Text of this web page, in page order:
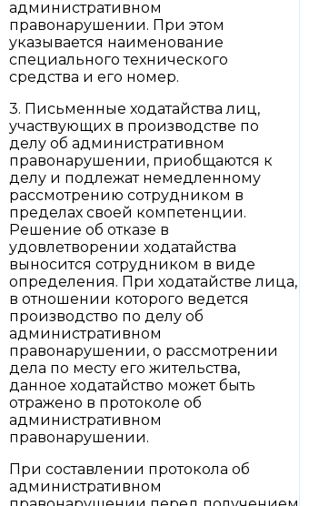
административном
правонарушении. При этом
указывается наименование
специального технического
средства и его номер.
3. Письменные ходатайства лиц,
участвующих в производстве по
делу об административном
правонарушении, приобщаются к
делу и подлежат немедленному
рассмотрению сотрудником в
пределах своей компетенции.
Решение об отказе в
удовлетворении ходатайства
выносится сотрудником в виде
определения. При ходатайстве лица,
в отношении которого ведется
производство по делу об
административном
правонарушении, о рассмотрении
дела по месту его жительства,
данное ходатайство может быть
отражено в протоколе об
административном
правонарушении.
При составлении протокола об
административном